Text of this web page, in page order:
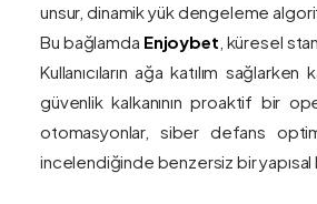
unsur, dinamik yük dengeleme
Bu bağlamda Enjoybet , küresel
Kullanıcıların ağa katılım
güvenlik kalkanının proaktif bir
otomasyonlar, siber defans
incelendiğinde benzersiz bir yapısal